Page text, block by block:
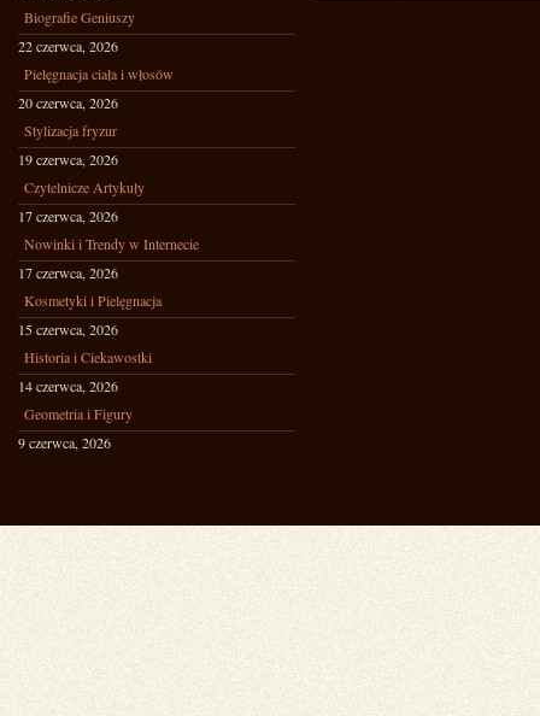
Biografie Geniuszy
22 czerwca, 2026
Pielęgnacja ciała i włosów
20 czerwca, 2026
Stylizacja fryzur
19 czerwca, 2026
Czytelnicze Artykuły
17 czerwca, 2026
Nowinki i Trendy w Internecie
17 czerwca, 2026
Kosmetyki i Pielęgnacja
15 czerwca, 2026
Historia i Ciekawostki
14 czerwca, 2026
Geometria i Figury
9 czerwca, 2026